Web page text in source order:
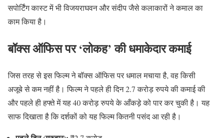
सपोर्टिंग कास्ट में भी विजयराघवन और संदीप जैसे कलाकारों ने कमाल का
काम किया है।
बॉक्स ऑफिस पर ‘लोकह’ की धमाकेदार कमाई
जिस तरह से इस फिल्म ने बॉक्स ऑफिस पर धमाल मचाया है, वह किसी
अजूबे से कम नहीं है।फिल्म ने पहले ही दिन 2.7 करोड़ रुपये की कमाई की
और पहले ही हफ्ते में यह 40 करोड़ रुपये के आँकड़े को पार कर चुकी है। यह
साफ दिखाता है कि दर्शकों को यह फिल्म कितनी पसंद आ रही है।